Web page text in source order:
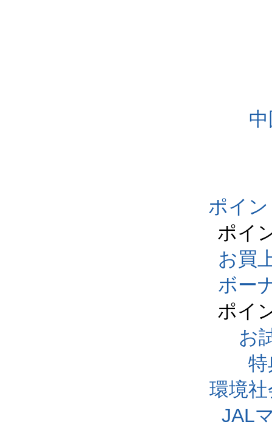
ポイ
ポイ
お買
ボー
ポイ
お
環境
JAL